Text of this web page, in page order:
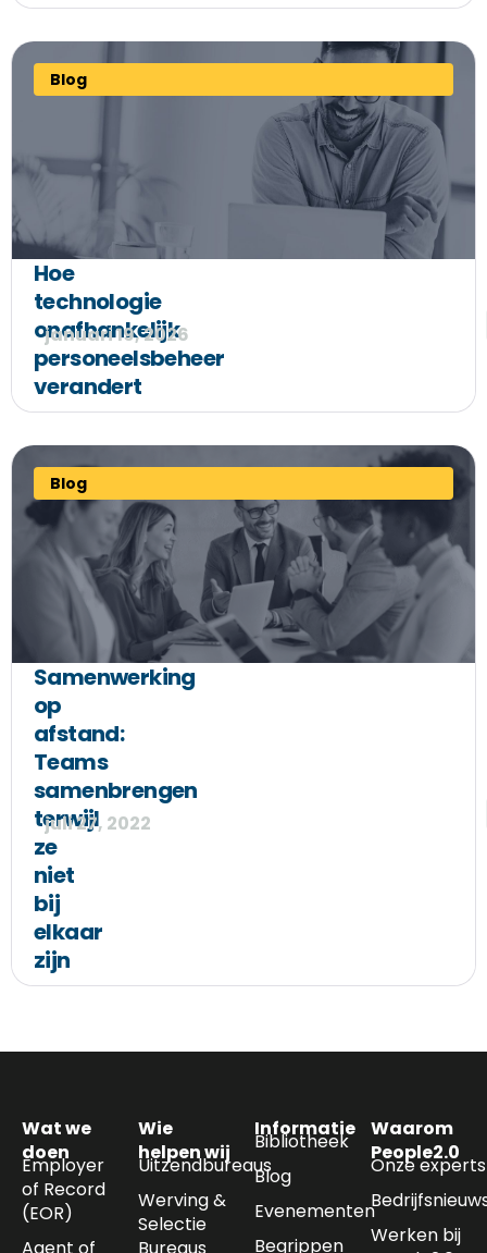
Blog
Hoe
technologie
onafhankelijk
personeelsbeheer
verandert
januari 19, 2026
Blog
Samenwerking
op
afstand:
Teams
samenbrengen
terwijl
ze
niet
bij
elkaar
zijn
juli 27, 2022
Wat we
doen
Employer
of Record
(EOR)
Wie
helpen wij
Uitzendbureaus
Werving &
Selectie
Informatie
Bibliotheek
Blog
Evenementen
Begrippen
Waarom
People2.0
Onze experts
Werken bij